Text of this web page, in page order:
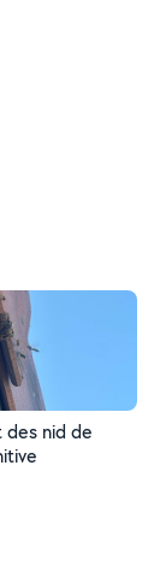
des nid de